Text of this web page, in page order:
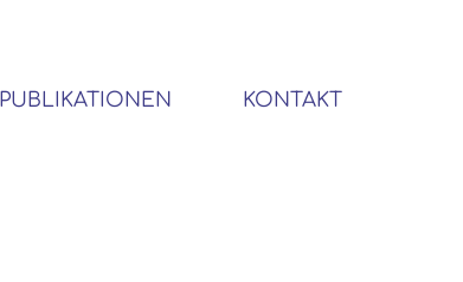
PUBLIKATIONEN KONTAKT